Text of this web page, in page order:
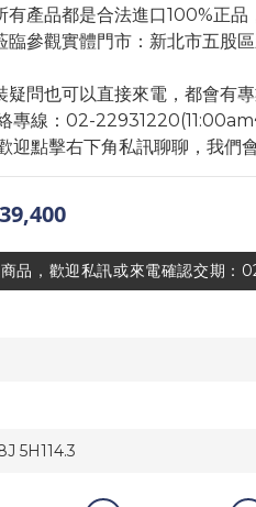
有產品都是合法進口100%正品
臨參觀實體門市：新北市五股區
疑問也可以直接來電，都會有專
專線：02-
迎點擊右下角私訊聊聊，我們會
品，歡迎私訊或來電確認交期：